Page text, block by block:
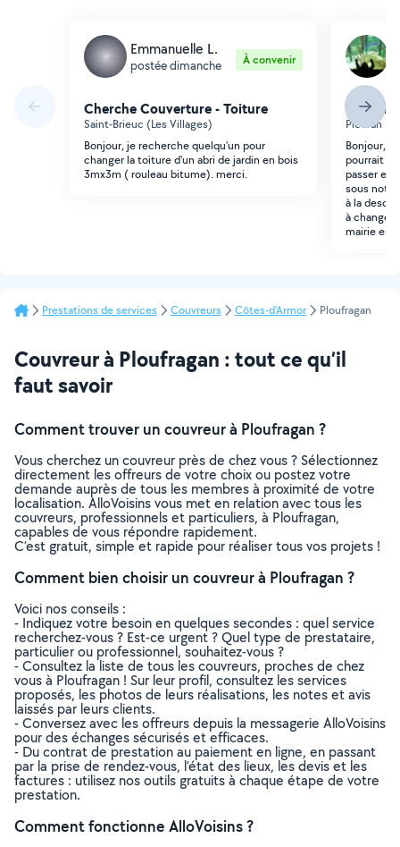
Emmanuelle L.
postée dimanche À convenir
Cherche Couverture - Toiture
Saint-Brieuc (Les Villages)
Bonjour, je recherche quelqu'un pour
changer la toiture d'un abri de jardin en bois
3mx3m ( rouleau bitume). merci.
Plédran
Bonjour,
pourrait
passer en
sous
à la
à
mairie est
Prestations de services Couvreurs Côtes-d'Armor Ploufragan
Couvreur à Ploufragan : tout ce qu’il
faut savoir
Comment trouver un couvreur à Ploufragan ?
Vous cherchez un couvreur près de chez vous ? Sélectionnez
directement les offreurs de votre choix ou postez votre
demande auprès de tous les membres à proximité de votre
localisation. AlloVoisins vous met en relation avec tous les
couvreurs, professionnels et particuliers, à Ploufragan,
capables de vous répondre rapidement.
C’est gratuit, simple et rapide pour réaliser tous vos projets !
Comment bien choisir un couvreur à Ploufragan ?
Voici nos conseils :
- Indiquez votre besoin en quelques secondes : quel service
recherchez-vous ? Est-ce urgent ? Quel type de prestataire,
particulier ou professionnel, souhaitez-vous ?
- Consultez la liste de tous les couvreurs, proches de chez
vous à Ploufragan ! Sur leur profil, consultez les services
proposés, les photos de leurs réalisations, les notes et avis
laissés par leurs clients.
- Conversez avec les offreurs depuis la messagerie AlloVoisins
pour des échanges sécurisés et efficaces.
- Du contrat de prestation au paiement en ligne, en passant
par la prise de rendez-vous, l’état des lieux, les devis et les
factures : utilisez nos outils gratuits à chaque étape de votre
prestation.
Comment fonctionne AlloVoisins ?